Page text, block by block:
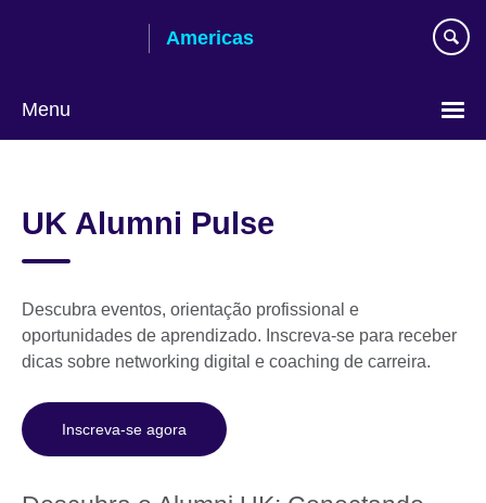
Americas
Menu
UK Alumni Pulse
Descubra eventos, orientação profissional e
oportunidades de aprendizado. Inscreva-se para receber
dicas sobre networking digital e coaching de carreira.
Inscreva-se agora